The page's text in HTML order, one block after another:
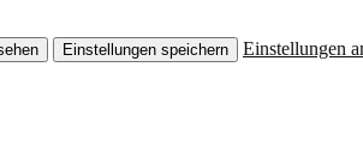
Einstellungen speichern Einstellungen